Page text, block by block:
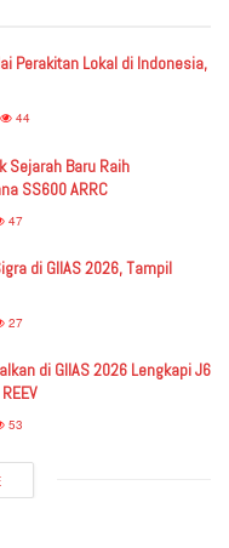
Perakitan Lokal di Indonesia,
44
Sejarah Baru Raih
SS600 ARRC
47
di GIIAS 2026, Tampil
27
di GIIAS 2026 Lengkapi J6
53